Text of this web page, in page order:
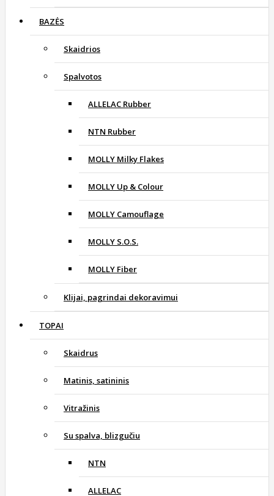
BAZĖS
Skaidrios
Spalvotos
ALLELAC Rubber
NTN Rubber
MOLLY Milky Flakes
MOLLY Up & Colour
MOLLY Camouflage
MOLLY S.O.S.
MOLLY Fiber
Klijai, pagrindai dekoravimui
TOPAI
Skaidrus
Matinis, satininis
Vitražinis
Su spalva, blizgučiu
NTN
ALLELAC